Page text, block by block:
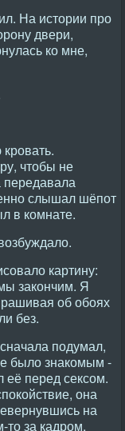
На истории про
двери,
ко мне,
чтобы не
передавала
слышал шёпот
в комнате.
картину:
закончим. Я
об обоях
без.
подумал,
было знакомым -
её перед сексом.
она
на
то за кадром.